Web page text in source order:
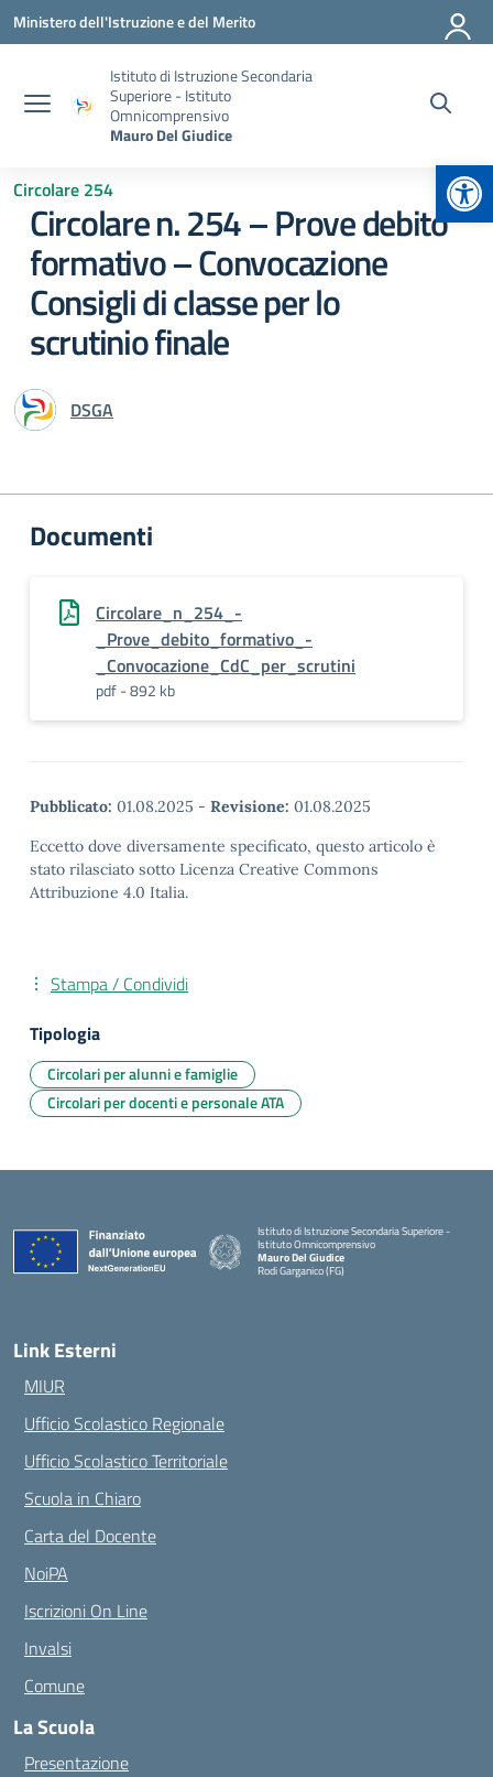
Vai ai contenuti
Vai al menu di navigazione
Vai al footer
Ministero dell'Istruzione e del Merito
Istituto di Istruzione Secondaria
Superiore - Istituto
Omnicomprensivo
Mauro Del Giudice
Circolare 254
Circolare n. 254 – Prove debito
formativo – Convocazione
Consigli di classe per lo
scrutinio finale
DSGA
Documenti
Circolare_n_254_-
_Prove_debito_formativo_-
_Convocazione_CdC_per_scrutini
pdf - 892 kb
Pubblicato: 01.08.2025 - Revisione: 01.08.2025
Eccetto dove diversamente specificato, questo articolo è
stato rilasciato sotto Licenza Creative Commons
Attribuzione 4.0 Italia.
Stampa / Condividi
Tipologia
Circolari per alunni e famiglie
Circolari per docenti e personale ATA
Istituto di Istruzione Secondaria Superiore -
Istituto Omnicomprensivo
Mauro Del Giudice
Rodi Garganico (FG)
— Visita la pagina iniziale della scuola
Link Esterni
MIUR
Ufficio Scolastico Regionale
Ufficio Scolastico Territoriale
Scuola in Chiaro
Carta del Docente
NoiPA
Iscrizioni On Line
Invalsi
Comune
La Scuola
Presentazione